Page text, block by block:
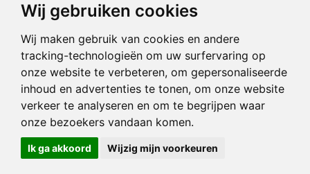
Wij gebruiken cookies
Wij maken gebruik van cookies en andere
tracking-technologieën om uw surfervaring op
onze website te verbeteren, om gepersonaliseerde
inhoud en advertenties te tonen, om onze website
verkeer te analyseren en om te begrijpen waar
onze bezoekers vandaan komen.
Ik ga akkoord Wijzig mijn voorkeuren
RUBRIEKEN
HOME
SECTORGIDS
JOBS
HAPPENING
©2026 TRAVEL360° |SITEMAP
DISCLAIMER|PRIVACYBELEID|
COOKIEVOORKEUREN